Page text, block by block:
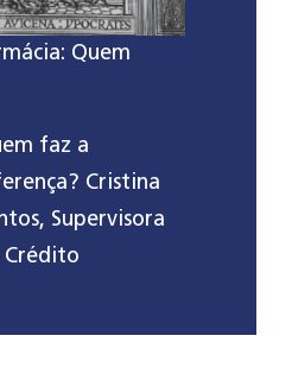
Quem
faz a
Cristina
Supervisora
Crédito